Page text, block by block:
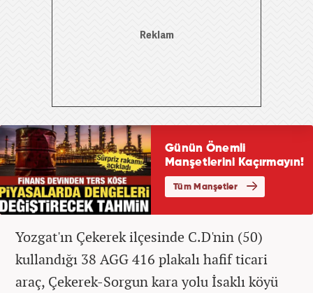
Yozgat'ın Çekerek ilçesinde C.D'nin (50)
kullandığı 38 AGG 416 plakalı hafif ticari
araç, Çekerek-Sorgun kara yolu İsaklı köyü